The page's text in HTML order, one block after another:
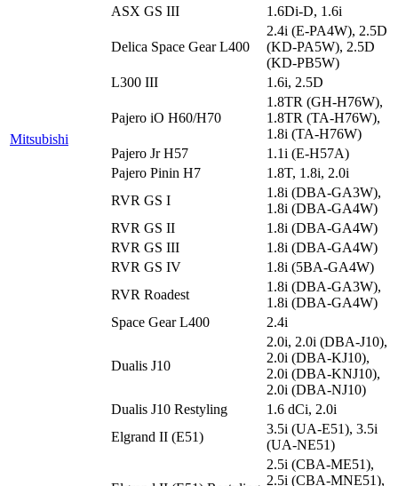
Mitsubishi
ASX GS III
1.6Di-D, 1.6i
Delica Space Gear L400
2.4i (E-PA4W), 2.5D
(KD-PA5W), 2.5D
(KD-PB5W)
L300 III
1.6i, 2.5D
Pajero iO H60/H70
1.8TR (GH-H76W),
1.8TR (TA-H76W),
1.8i (TA-H76W)
Pajero Jr H57
1.1i (E-H57A)
Pajero Pinin H7
1.8T, 1.8i, 2.0i
RVR GS I
1.8i (DBA-GA3W),
1.8i (DBA-GA4W)
RVR GS II
1.8i (DBA-GA4W)
RVR GS III
1.8i (DBA-GA4W)
RVR GS IV
1.8i (5BA-GA4W)
RVR Roadest
1.8i (DBA-GA3W),
1.8i (DBA-GA4W)
Space Gear L400
2.4i
Dualis J10
2.0i, 2.0i (DBA-J10),
2.0i (DBA-KJ10),
2.0i (DBA-KNJ10),
2.0i (DBA-NJ10)
Dualis J10 Restyling
1.6 dCi, 2.0i
Elgrand II (E51)
3.5i (UA-E51), 3.5i
(UA-NE51)
2.5i (CBA-ME51),
2.5i (CBA-MNE51),